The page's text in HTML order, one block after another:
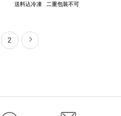
送料込冷凍 二重包装不可
2